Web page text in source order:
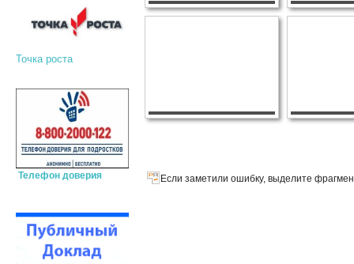
Если заметили ошибку, выделите
Точка роста
Телефон доверия